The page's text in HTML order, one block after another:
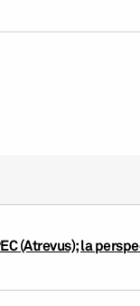
(Atrevus); la